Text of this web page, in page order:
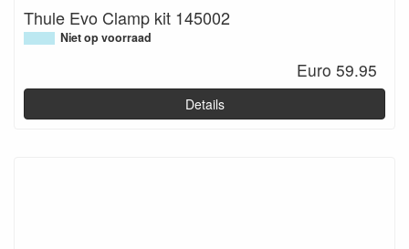
Thule Evo Clamp kit 145002
Niet op voorraad
Euro 59.95
Details